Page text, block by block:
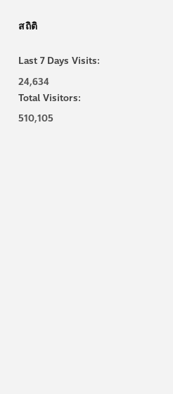
สถิติ
Last 7 Days Visits:
24,634
Total Visitors:
510,105